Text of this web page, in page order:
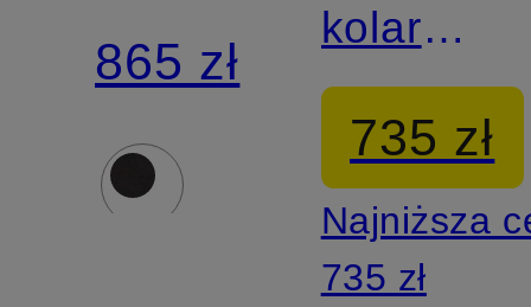
MECHANISM
STOW
AWAY
865 zł
kolarska
STOW
AWAY
735 zł
Najniższa
735 zł